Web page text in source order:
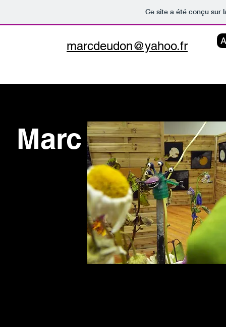
Ce site a été conçu sur
marcdeudon@yahoo.fr
Marc Deudon